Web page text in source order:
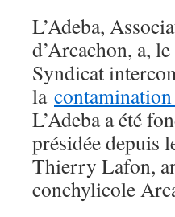
L’Adeba,
d’Arcachon, a,
Syndicat
la
L’Adeba a été
présidée depuis
Thierry Lafon,
conchylicole